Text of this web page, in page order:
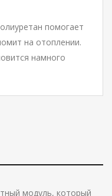
помогает
на отоплении.
намного
модуль, который